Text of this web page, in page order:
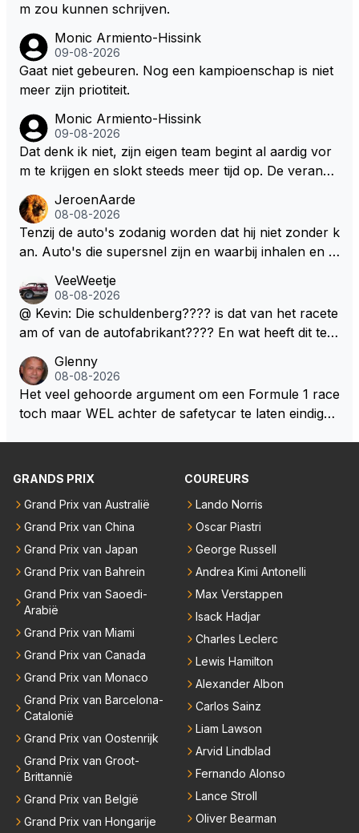
m zou kunnen schrijven.
Monic Armiento-Hissink
09-08-2026
Gaat niet gebeuren. Nog een kampioenschap is niet
meer zijn priotiteit.
Monic Armiento-Hissink
09-08-2026
Dat denk ik niet, zijn eigen team begint al aardig vor
m te krijgen en slokt steeds meer tijd op. De verande
en zullen ben ik bang niet het gewenste effect hebb
en. Mocht het wel zo zijn dan zal het 3 jaar zijn, hoo
guit 5 jaar maar echt niet langer. Vergeet niet, hij hee
em meer plezier gebracht dan de F1 op dit moment.
JeroenAarde
08-08-2026
Tenzij de auto's zodanig worden dat hij niet zonder k
an. Auto's die supersnel zijn en waarbij inhalen en v
ronkende motoren en op de grenzen rijden van de
mogelijkheden. Het ouderwetse racen waarbij de ma
nnen en jongens verdeeld worden. Als deze auto's g
uden dan dat hij op dit moment beweerd. Dan kan hij
zijn talenten en uitzonderlijke klasse laten zien en he
eft daar enorm veel lol aan.
VeeWeetje
08-08-2026
@ Kevin: Die schuldenberg???? is dat van het racete
am of van de autofabrikant???? En wat heeft dit te
ert nu de spindoctor van newey geworden?? Eerlijk
gezegd snap ik de de kop én het artikel niet echt.
Glenny
08-08-2026
Het veel gehoorde argument om een Formule 1 race
toch maar WEL achter de safetycar te laten eindigen
rijden de teams met tot op de liter afgemeten peut...
GRANDS PRIX
Grand Prix van Australië
Grand Prix van China
Grand Prix van Japan
Grand Prix van Bahrein
Grand Prix van Saoedi-
Arabië
Grand Prix van Miami
Grand Prix van Canada
Grand Prix van Monaco
Grand Prix van Barcelona-
Catalonië
Grand Prix van Oostenrijk
Grand Prix van Groot-
Brittannië
Grand Prix van België
Grand Prix van Hongarije
COUREURS
Lando Norris
Oscar Piastri
George Russell
Andrea Kimi Antonelli
Max Verstappen
Isack Hadjar
Charles Leclerc
Lewis Hamilton
Alexander Albon
Carlos Sainz
Liam Lawson
Arvid Lindblad
Fernando Alonso
Lance Stroll
Oliver Bearman